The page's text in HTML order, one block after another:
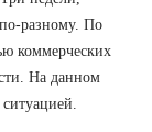
разному. По
коммерческих
На данном